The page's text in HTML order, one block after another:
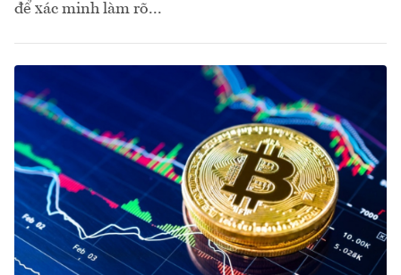
để xác minh làm rõ...